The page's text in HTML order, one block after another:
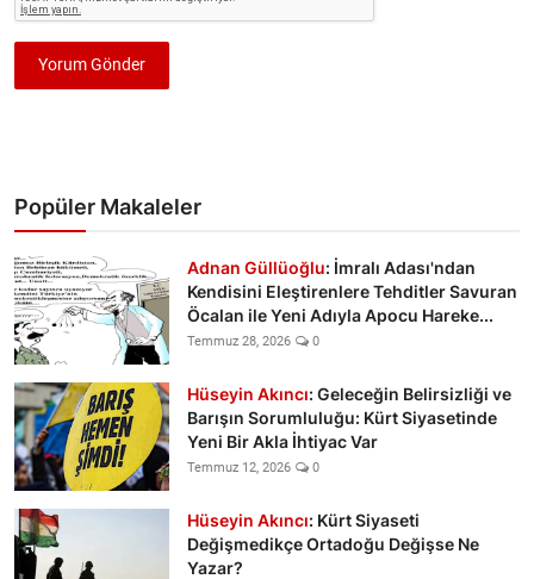
Yorum Gönder
Popüler Makaleler
Adnan Güllüoğlu: İmralı Adası'ndan
Kendisini Eleştirenlere Tehditler Savuran
Öcalan ile Yeni Adıyla Apocu Hareke...
Temmuz 28, 2026 0
Hüseyin Akıncı: Geleceğin Belirsizliği ve
Barışın Sorumluluğu: Kürt Siyasetinde
Yeni Bir Akla İhtiyac Var
Temmuz 12, 2026 0
Hüseyin Akıncı: Kürt Siyaseti
Değişmedikçe Ortadoğu Değişse Ne
Yazar?